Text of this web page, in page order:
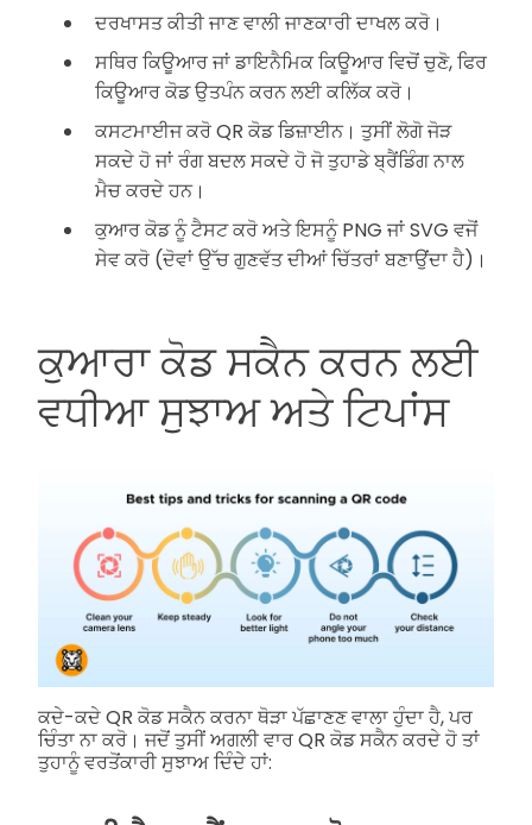
ਦਰਖਾਸਤ ਕੀਤੀ ਜਾਣ ਵਾਲੀ ਜਾਣਕਾਰੀ ਦਾਖਲ ਕਰੋ।
ਸਥਿਰ ਕਿਊਆਰ ਜਾਂ ਡਾਇਨੈਮਿਕ ਕਿਊਆਰ ਵਿਚੋਂ ਚੁਣੋ, ਫਿਰ
ਕਿਊਆਰ ਕੋਡ ਉਤਪੰਨ ਕਰਨ ਲਈ ਕਲਿੱਕ ਕਰੋ।
ਕਸਟਮਾਈਜ ਕਰੋ QR ਕੋਡ ਡਿਜ਼ਾਈਨ। ਤੁਸੀਂ ਲੋਗੋ ਜੋੜ
ਸਕਦੇ ਹੋ ਜਾਂ ਰੰਗ ਬਦਲ ਸਕਦੇ ਹੋ ਜੋ ਤੁਹਾਡੇ ਬ੍ਰੈਂਡਿੰਗ ਨਾਲ
ਮੈਚ ਕਰਦੇ ਹਨ।
ਕੁਆਰ ਕੋਡ ਨੂੰ ਟੈਸਟ ਕਰੋ ਅਤੇ ਇਸਨੂੰ PNG ਜਾਂ SVG ਵਜੋਂ
ਸੇਵ ਕਰੋ (ਦੋਵਾਂ ਉੱਚ ਗੁਣਵੱਤ ਦੀਆਂ ਚਿੱਤਰਾਂ ਬਣਾਉਂਦਾ ਹੈ)।
ਕੁਆਰਾ ਕੋਡ ਸਕੈਨ ਕਰਨ ਲਈ
ਵਧੀਆ ਸੁਝਾਅ ਅਤੇ ਟਿਪਾਂਸ
ਕਦੇ-ਕਦੇ QR ਕੋਡ ਸਕੈਨ ਕਰਨਾ ਥੋੜਾ ਪੱਛਾਣਣ ਵਾਲਾ ਹੁੰਦਾ ਹੈ, ਪਰ
ਚਿੰਤਾ ਨਾ ਕਰੋ। ਜਦੋਂ ਤੁਸੀਂ ਅਗਲੀ ਵਾਰ QR ਕੋਡ ਸਕੈਨ ਕਰਦੇ ਹੋ ਤਾਂ
ਤੁਹਾਨੂੰ ਵਰਤੋਂਕਾਰੀ ਸੁਝਾਅ ਦਿੰਦੇ ਹਾਂ: